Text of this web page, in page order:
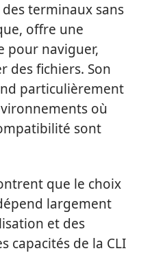
terminaux sans
offre une
pour naviguer,
des fichiers. Son
particulièrement
où
sont
que le choix
largement
et des
capacités de la CLI